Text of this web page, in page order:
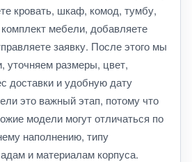
кровать, шкаф, комод, тумбу,
мебели, добавляете
заявку. После этого мы
уточняем размеры, цвет,
доставки и удобную дату
это важный этап, потому что
модели могут отличаться по
наполнению, типу
и материалам корпуса.